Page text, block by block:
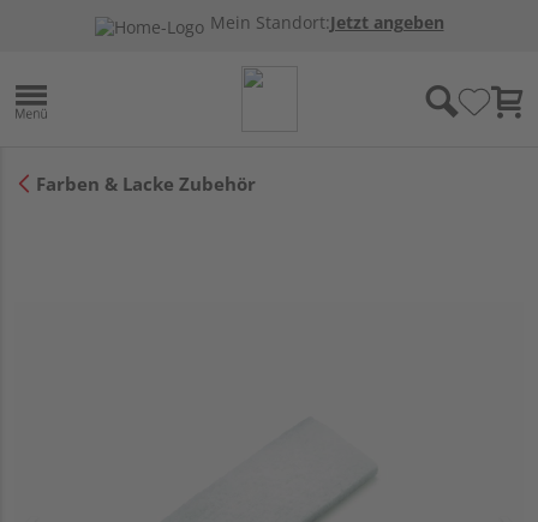
Mein Standort:Jetzt angeben
Farben & Lacke Zubehör